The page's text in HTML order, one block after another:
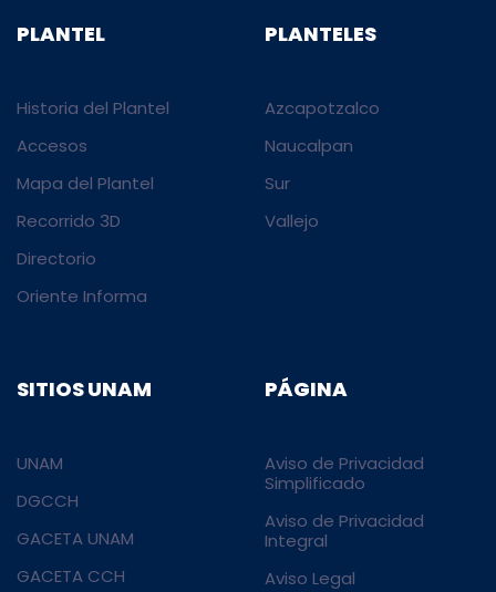
PLANTEL
Historia del Plantel
Accesos
Mapa del Plantel
Recorrido 3D
Directorio
Oriente Informa
PLANTELES
Azcapotzalco
Naucalpan
Sur
Vallejo
SITIOS UNAM
UNAM
DGCCH
GACETA UNAM
GACETA CCH
PÁGINA
Aviso de Privacidad
Simplificado
Aviso de Privacidad
Integral
Aviso Legal